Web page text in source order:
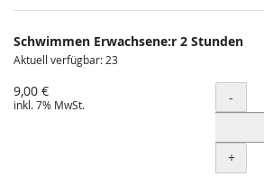
Schwimmen Erwachsene:r 2 Stunden
Aktuell verfügbar: 23
9,00 €
inkl. 7% MwSt. Menge
-
+